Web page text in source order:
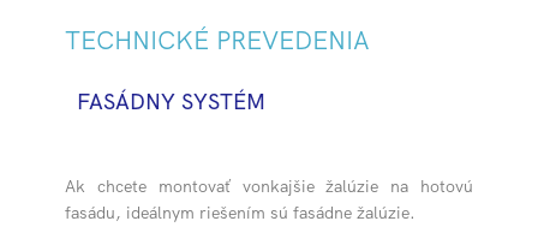
TECHNICKÉ PREVEDENIA
FASÁDNY SYSTÉM
Ak chcete montovať vonkajšie žalúzie na hotovú
fasádu, ideálnym riešením sú fasádne žalúzie.